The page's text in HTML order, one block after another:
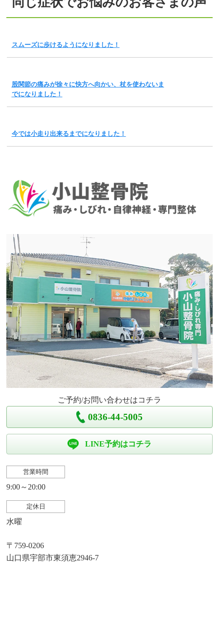
スムーズに歩けるようになりました！
股関節の痛みが徐々に快方へ向かい、杖を使わないま
でになりました！
今では小走り出来るまでになりました！
ご予約/お問い合わせはコチラ
0836-44-5005
LINE予約はコチラ
営業時間
9:00～20:00
定休日
水曜
〒759-0206
山口県宇部市東須恵2946-7